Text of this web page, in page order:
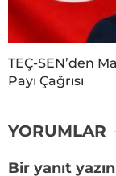
TEÇ-SEN’den
Payı Çağrısı
YORUMLAR
Bir yanıt yazın